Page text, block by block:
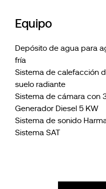
Equipo
Depósito de agua para
fría
Sistema de calefacción
suelo radiante
Sistema de cámara con
Generador Diesel 5 KW
Sistema de sonido
Sistema SAT